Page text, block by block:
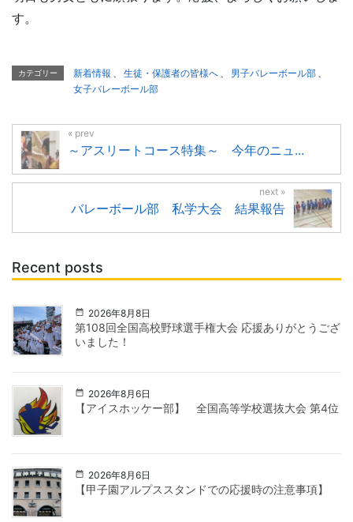
す。
カテゴリー 新着情報 、 生徒・保護者の皆様へ 、 男子バレーボール部 、
女子バレーボール部
～アスリートコース特集～ 今年のニュ...
バレーボール部 私学大会 結果報告
Recent posts
2026年8月8日
第108回全国高校野球選手権大会 応援ありがとうござ
いました！
2026年8月6日
【アイスホッケー部】 全国高等学校選抜大会 第4位
2026年8月6日
【甲子園アルプススタンドでの応援時の注意事項】